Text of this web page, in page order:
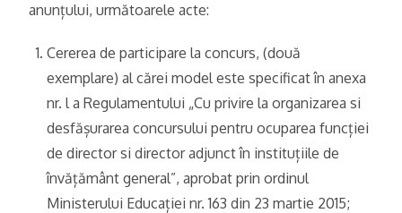
anunțului, următoarele acte:
Cererea de participare la concurs, (două
exemplare) al cărei model este specificat în anexa
nr. l a Regulamentului „Cu privire la organizarea si
desfășurarea concursului pentru ocuparea funcției
de director si director adjunct în instituțiile de
învățământ general”, aprobat prin ordinul
Ministerului Educației nr. 163 din 23 martie 2015;